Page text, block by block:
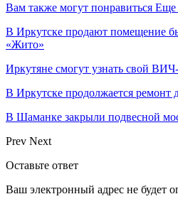
Вам также могут понравиться Еще
В Иркутске продают помещение
«Жито»
Иркутяне смогут узнать свой ВИЧ-
В Иркутске продолжается ремонт
В Шаманке закрыли подвесной
Prev Next
Оставьте ответ
Ваш электронный адрес не будет